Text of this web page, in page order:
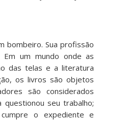
bombeiro. Sua profissão
um mundo onde as
das telas e a literatura
os livros são objetos
são considerados
questionou seu trabalho;
o expediente e